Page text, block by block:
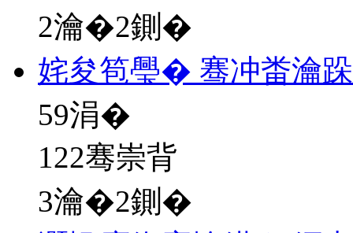
2瀹�2鍘�
姹夋笣璺� 骞冲畨瀹
59涓�
122骞崇背
3瀹�2鍘�